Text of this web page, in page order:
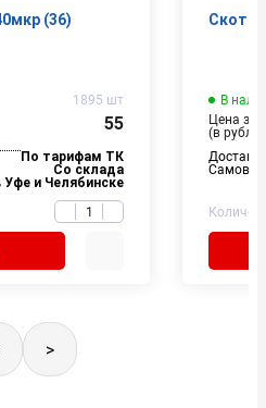
(36)
1895 шт
55
По тарифам ТК
Со склада
Уфе и Челябинске
Скотч
В
Цена за
(в
>